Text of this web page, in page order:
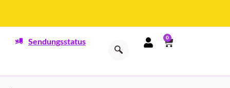
Sendungsstatus 0